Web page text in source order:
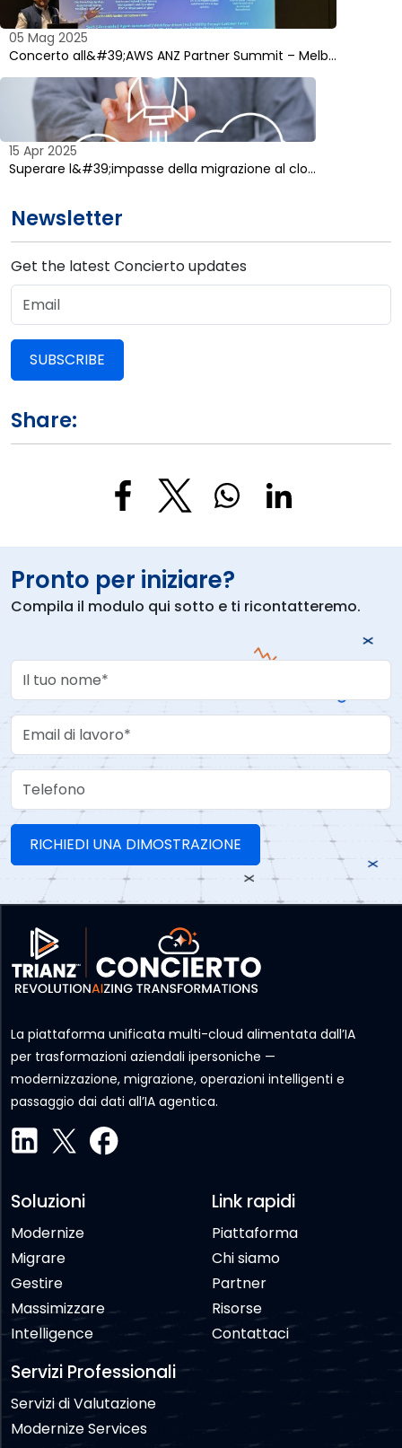
05 Mag 2025
Concerto all&#39;AWS ANZ Partner Summit – Melb…
15 Apr 2025
Superare l&#39;impasse della migrazione al clo…
Newsletter
Get the latest Concierto updates
SUBSCRIBE
Share:
Pronto per iniziare?
Compila il modulo qui sotto e ti ricontatteremo.
Your Name
Work Email
Telefono
La piattaforma unificata multi-cloud alimentata dall’IA
per trasformazioni aziendali ipersoniche —
modernizzazione, migrazione, operazioni intelligenti e
passaggio dai dati all’IA agentica.
Soluzioni
Modernize
Migrare
Gestire
Massimizzare
Intelligence
Servizi Professionali
Servizi di Valutazione
Modernize Services
Link rapidi
Piattaforma
Chi siamo
Partner
Risorse
Contattaci